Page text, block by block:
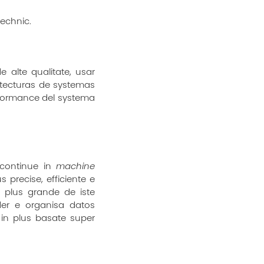
alte qualitate, usar
de systemas
del systema
inmachine
precise, efficiente e
grande de iste
e organisa datos
plus basate super